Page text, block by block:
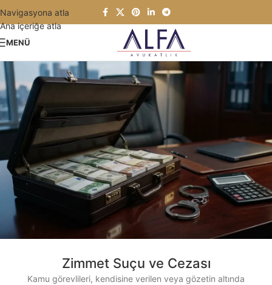
Navigasyona atla
Ana içeriğe atla
MENÜ
Zimmet Suçu ve Cezası
Kamu görevlileri, kendisine verilen veya gözetin altında